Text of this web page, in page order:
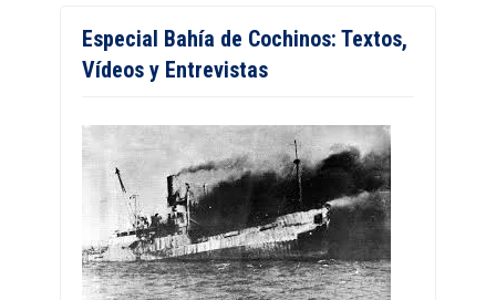
Especial Bahía de Cochinos: Textos,
Vídeos y Entrevistas